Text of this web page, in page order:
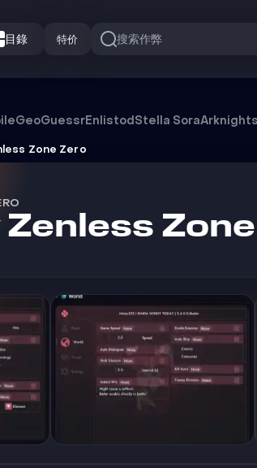
目錄 特价 搜索作弊
GeoGuessrEnlistodStella Sora
Zone Zero